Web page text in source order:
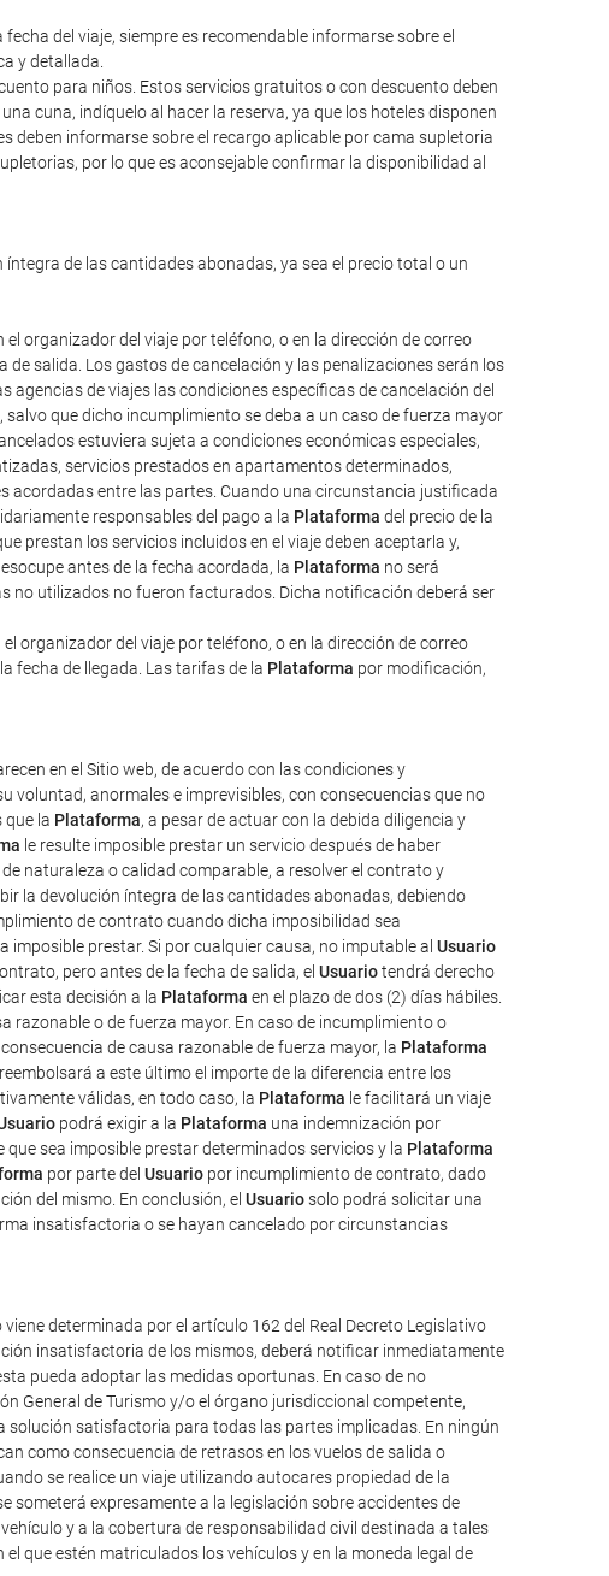
del viaje, siempre es recomendable informarse sobre el
y detallada.
para niños. Estos servicios gratuitos o con descuento deben
cuna, indíquelo al hacer la reserva, ya que los hoteles disponen
deben informarse sobre el recargo aplicable por cama supletoria
por lo que es aconsejable confirmar la disponibilidad al
de las cantidades abonadas, ya sea el precio total o un
organizador del viaje por teléfono, o en la dirección de correo
salida. Los gastos de cancelación y las penalizaciones serán los
agencias de viajes las condiciones específicas de cancelación del
que dicho incumplimiento se deba a un caso de fuerza mayor
estuviera sujeta a condiciones económicas especiales,
servicios prestados en apartamentos determinados,
acordadas entre las partes. Cuando una circunstancia justificada
responsables del pago a la Plataforma del precio de la
prestan los servicios incluidos en el viaje deben aceptarla y,
antes de la fecha acordada, la Plataforma no será
no utilizados no fueron facturados. Dicha notificación deberá ser
organizador del viaje por teléfono, o en la dirección de correo
fecha de llegada. Las tarifas de la Plataforma por modificación,
en el Sitio web, de acuerdo con las condiciones y
voluntad, anormales e imprevisibles, con consecuencias que no
que la Plataforma, a pesar de actuar con la debida diligencia y
le resulte imposible prestar un servicio después de haber
naturaleza o calidad comparable, a resolver el contrato y
la devolución íntegra de las cantidades abonadas, debiendo
de contrato cuando dicha imposibilidad sea
prestar. Si por cualquier causa, no imputable al Usuario
pero antes de la fecha de salida, el Usuariotendrá derecho
esta decisión a la Plataforma en el plazo de dos (2) días hábiles.
o de fuerza mayor. En caso de incumplimiento o
de causa razonable de fuerza mayor, la Plataforma
a este último el importe de la diferencia entre los
válidas, en todo caso, la Plataforma le facilitará un viaje
podrá exigir a la Plataforma una indemnización por
sea imposible prestar determinados servicios y la Plataforma
por parte del Usuario por incumplimiento de contrato, dado
del mismo. En conclusión, el Usuariosolo podrá solicitar una
insatisfactoria o se hayan cancelado por circunstancias
determinada por el artículo 162 del Real Decreto Legislativo
insatisfactoria de los mismos, deberá notificar inmediatamente
pueda adoptar las medidas oportunas. En caso de no
General de Turismo y/o el órgano jurisdiccional competente,
solución satisfactoria para todas las partes implicadas. En ningún
como consecuencia de retrasos en los vuelos de salida o
se realice un viaje utilizando autocares propiedad de la
someterá expresamente a la legislación sobre accidentes de
y a la cobertura de responsabilidad civil destinada a tales
que estén matriculados los vehículos y en la moneda legal de